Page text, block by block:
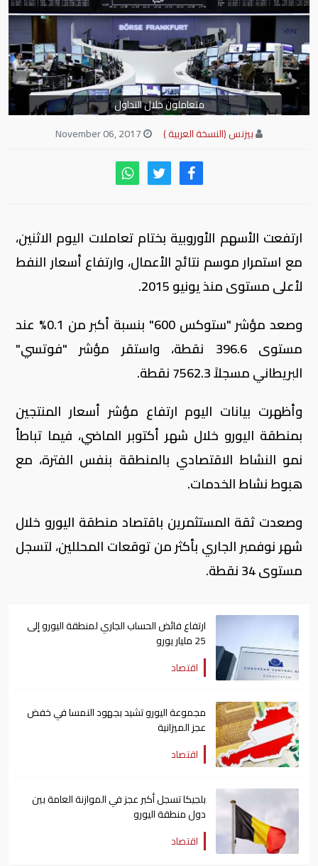
متعاملون خلال التداول
بيزنس (النسخة العربية )
ارتفعت الأسهم الأوروبية بختام تعاملات اليوم الاثنين،
مع استمرار موسم نتائج الأعمال، وارتفاع أسعار النفط
لأعلى مستوى منذ يونيو 2015.
وصعد مؤشر "ستوكس 600" بنسبة أكبر من 0.1% عند
مستوى 396.6 نقطة، واستقر مؤشر "فوتسي"
البريطاني مسجلاً 7562.3 نقطة.
وأظهرت بيانات اليوم ارتفاع مؤشر أسعار المنتجين
بمنطقة اليورو خلال شهر أكتوبر الماضي، فيما تباطأ
نمو النشاط الاقتصادي بالمنطقة بنفس الفترة، مع
هبوط نشاط الخدمات.
وصعدت ثقة المستثمرين باقتصاد منطقة اليورو خلال
شهر نوفمبر الجاري بأكثر من توقعات المحللين، لتسجل
مستوى 34 نقطة.
ارتفاع فائض الحساب الجاري لمنطقة اليورو إلى
25 مليار يورو
اقتصاد
مجموعة اليورو تشيد بجهود النمسا في خفض
عجز الميزانية
اقتصاد
بلجيكا تسجل أكبر عجز في الموازنة العامة بين
دول منطقة اليورو
اقتصاد